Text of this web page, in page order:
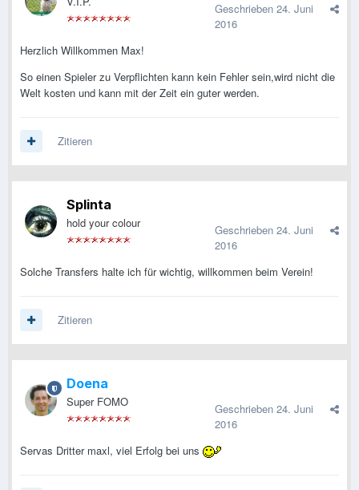
Geschrieben 24. Juni
2016
Herzlich Willkommen Max!
So einen Spieler zu Verpflichten kann kein Fehler sein,wird nicht die
Welt kosten und kann mit der Zeit ein guter werden.
Zitieren
Splinta
hold your colour Geschrieben 24. Juni
2016
Solche Transfers halte ich für wichtig, willkommen beim Verein!
Zitieren
Doena
Super FOMO Geschrieben 24. Juni
2016
Servas Dritter maxl, viel Erfolg bei uns